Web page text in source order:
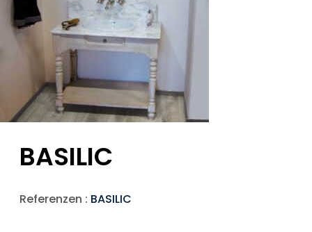
BASILIC
Referenzen : BASILIC